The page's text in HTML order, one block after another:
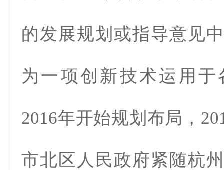
的发展规划或指导意见
为一项创新技术运用
2016年开始规划布局，
市北区人民政府紧随杭